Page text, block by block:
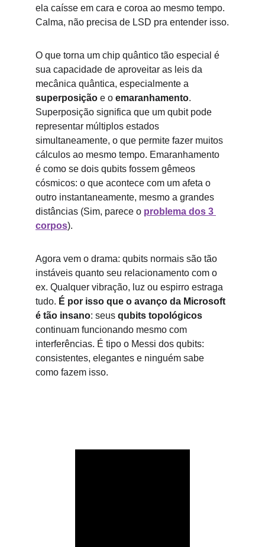
ela caísse em cara e coroa ao mesmo tempo.
Calma, não precisa de LSD pra entender isso.
O que torna um chip quântico tão especial é
sua capacidade de aproveitar as leis da
mecânica quântica, especialmente a
superposição e o emaranhamento.
Superposição significa que um qubit pode
representar múltiplos estados
simultaneamente, o que permite fazer muitos
cálculos ao mesmo tempo. Emaranhamento
é como se dois qubits fossem gêmeos
cósmicos: o que acontece com um afeta o
outro instantaneamente, mesmo a grandes
distâncias (Sim, parece o problema dos 3
corpos).
Agora vem o drama: qubits normais são tão
instáveis quanto seu relacionamento com o
ex. Qualquer vibração, luz ou espirro estraga
tudo. É por isso que o avanço da Microsoft
é tão insano: seus qubits topológicos
continuam funcionando mesmo com
interferências. É tipo o Messi dos qubits:
consistentes, elegantes e ninguém sabe
como fazem isso.